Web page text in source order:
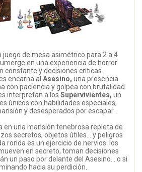
juego de mesa asimétrico para 2 a 4
en una experiencia de horror
constante y decisiones críticas.
encarna al Asesino, una presencia
con paciencia y golpea con brutalidad.
interpretan a los Supervivientes, un
únicos con habilidades especiales,
y desesperados por escapar.
en una mansión tenebrosa repleta de
secretos, objetos útiles… y peligros
ronda es un ejercicio de nervios: los
en secreto, toman decisiones
un paso por delante del Asesino… o si
hacia su perdición.